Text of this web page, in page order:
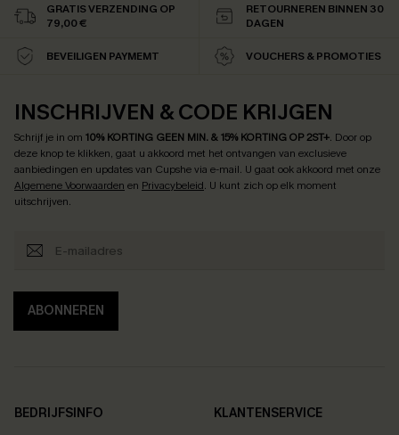
GRATIS VERZENDING OP
79,00 €
RETOURNEREN BINNEN 30
DAGEN
BEVEILIGEN PAYMEMT VOUCHERS & PROMOTIES
INSCHRIJVEN & CODE KRIJGEN
Schrijf je in om 10% KORTING GEEN MIN. & 15% KORTING OP 2ST+. Door op
deze knop te klikken, gaat u akkoord met het ontvangen van exclusieve
aanbiedingen en updates van Cupshe via e-mail. U gaat ook akkoord met onze
Algemene Voorwaarden en Privacybeleid. U kunt zich op elk moment
uitschrijven.
ABONNEREN
BEDRIJFSINFO
KLANTENSERVICE